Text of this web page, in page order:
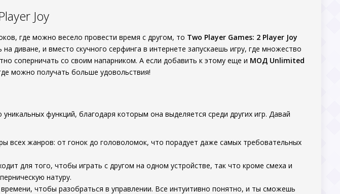
Joy
где можно весело провести время с другом, то Two Player Games: 2 Player Joy
диване, и вместо скучного серфинга в интернете запускаешь игру, где множество
соперничать со своим напарником. А если добавить к этому еще и МОД Unlimited
можно получать больше удовольствия!
функций, благодаря которым она выделяется среди других игр. Давай
всех жанров: от гонок до головоломок, что порадует даже самых требовательных
для того, чтобы играть с другом на одном устройстве, так что кроме смеха и
натуру.
чтобы разобраться в управлении. Все интуитивно понятно, и ты сможешь